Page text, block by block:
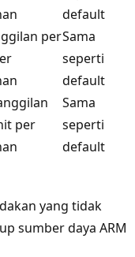
default
perSama
seperti
default
per
Sama
seperti
default
yang tidak
sumber daya ARM